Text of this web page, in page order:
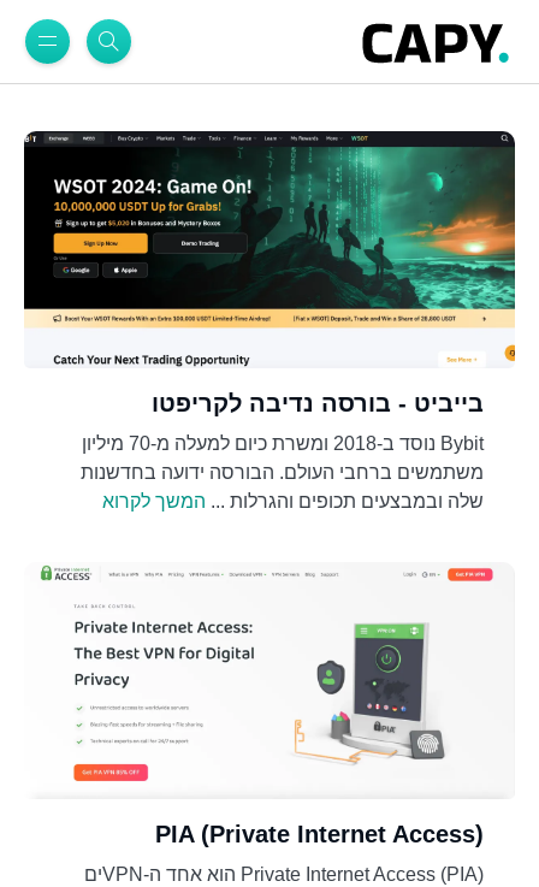
בייביט - בורסה נדיבה לקריפטו
Bybit נוסד ב-2018 ומשרת כיום למעלה מ-70 מיליון
משתמשים ברחבי העולם. הבורסה ידועה בחדשנות
שלה ובמבצעים תכופים והגרלות ... המשך לקרוא
PIA (Private Internet Access)
Private Internet Access (PIA) הוא אחד ה-VPNים